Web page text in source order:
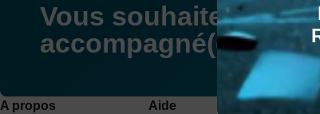
Vous souhaitez être
accompagné(e)
A propos Aide